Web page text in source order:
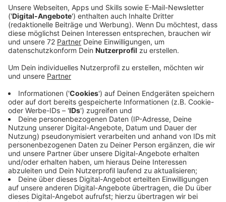
Veröffentlicht:Mittwoch, 01.09.2021 11:10
Anzeige
Den gesamten Samstag findet das Vergleichsfliegen
der Segelflieger statt. Am Sonntag gibt es die
Siegerehrung - und zwei Plätze für Radio Kiepenkerl
Hörerinnen oder Hörer. Wir verlosen zwei Plätze, um
abzuheben. Ein Rundflug im Segelflieger.
Interesse? Dann jetzt registrieren!